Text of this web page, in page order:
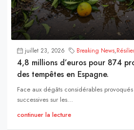
juillet 23, 2026 Breaking News,
4,8 millions d’euros pour 874
des tempêtes en Espagne.
Face aux dégâts considérables
successives sur les...
continuer la lecture